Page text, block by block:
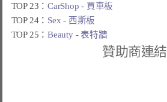
TOP 23：CarShop - 買車板
TOP 24： Sex - 西斯板
TOP 25：Beauty - 表特牆
贊助商連結